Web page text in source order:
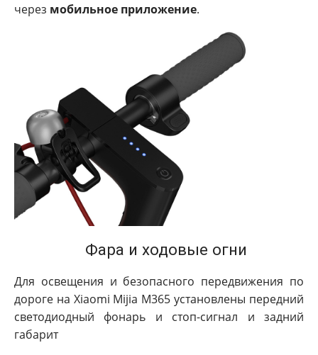
через мобильное приложение.
Фара и ходовые огни
Для освещения и безопасного передвижения по
дороге на Xiaomi Mijia M365 установлены передний
светодиодный фонарь и стоп-сигнал и задний
габарит